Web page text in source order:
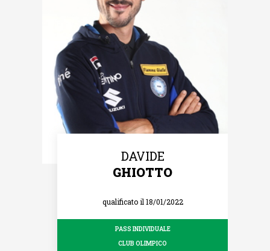
DAVIDE
GHIOTTO
qualificato il 18/01/2022
PASS INDIVIDUALE
CLUB OLIMPICO